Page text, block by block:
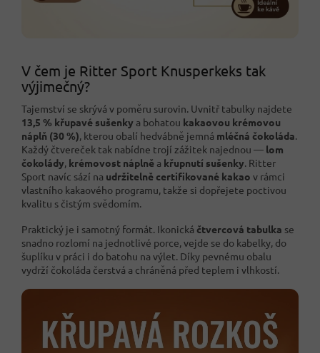
V čem je Ritter Sport Knusperkeks tak
výjimečný?
Tajemství se skrývá v poměru surovin. Uvnitř tabulky najdete
13,5 % křupavé sušenky a bohatou kakaovou krémovou
náplň (30 %), kterou obalí hedvábně jemná mléčná čokoláda.
Každý čtvereček tak nabídne trojí zážitek najednou — lom
čokolády, krémovost náplně a křupnutí sušenky. Ritter
Sport navíc sází na udržitelně certifikované kakao v rámci
vlastního kakaového programu, takže si dopřejete poctivou
kvalitu s čistým svědomím.
Praktický je i samotný formát. Ikonická čtvercová tabulka se
snadno rozlomí na jednotlivé porce, vejde se do kabelky, do
šuplíku v práci i do batohu na výlet. Díky pevnému obalu
vydrží čokoláda čerstvá a chráněná před teplem i vlhkostí.